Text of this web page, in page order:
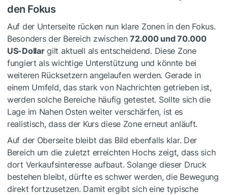
den Fokus
Auf der Unterseite rücken nun klare Zonen in den Fokus.
Besonders der Bereich zwischen72.000 und 70.000
US-Dollargilt aktuell als entscheidend. Diese Zone
fungiert als wichtige Unterstützung und könnte bei
weiteren Rücksetzern angelaufen werden. Gerade in
einem Umfeld, das stark von Nachrichten getrieben ist,
werden solche Bereiche häufig getestet. Sollte sich die
Lage im Nahen Osten weiter verschärfen, ist es
realistisch, dass der Kurs diese Zone erneut anläuft.
Auf der Oberseite bleibt das Bild ebenfalls klar. Der
Bereich um die zuletzt erreichten Hochs zeigt, dass sich
dort Verkaufsinteresse aufbaut. Solange dieser Druck
bestehen bleibt, dürfte es schwer werden, die Bewegung
direkt fortzusetzen. Damit ergibt sich eine typische